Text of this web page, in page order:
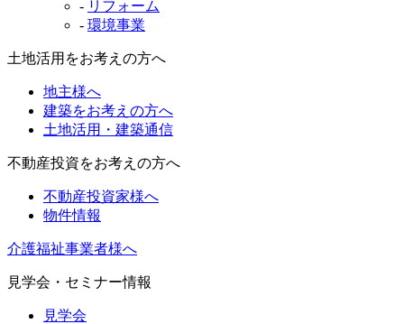
- リフォーム
- 環境事業
土地活用をお考えの方へ
地主様へ
建築をお考えの方へ
土地活用・建築通信
不動産投資をお考えの方へ
不動産投資家様へ
物件情報
介護福祉事業者様へ
見学会・セミナー情報
見学会